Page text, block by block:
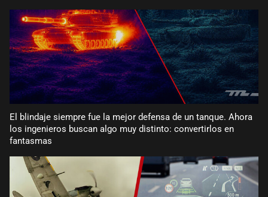
El blindaje siempre fue la mejor defensa de un tanque. Ahora
los ingenieros buscan algo muy distinto: convertirlos en
fantasmas